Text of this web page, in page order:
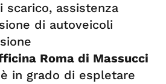
scarico, assistenza
di autoveicoli
Roma di Massucci
è in grado di espletare